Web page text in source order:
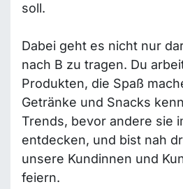
soll.
Dabei geht es nicht nur
nach B zu tragen. Du
Produkten, die Spaß
Getränke und Snacks
Trends, bevor andere sie
entdecken, und bist nah
unsere Kundinnen und
feiern.